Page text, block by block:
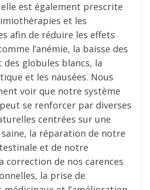
elle est également prescrite
et les
afin de réduire les effets
l’anémie, la baisse des
globules blancs, la
et les nausées. Nous
voir que notre système
se renforcer par diverses
centrées sur une
la réparation de notre
et de notre
correction de nos carences
la prise de